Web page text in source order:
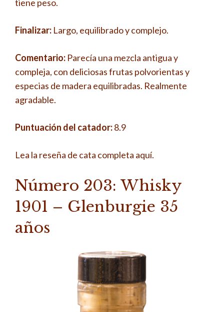
tiene peso.
Finalizar: Largo, equilibrado y complejo.
Comentario: Parecía una mezcla antigua y
compleja, con deliciosas frutas polvorientas y
especias de madera equilibradas. Realmente
agradable.
Puntuación del catador:8.9
Lea la reseña de cata completa aquí.
Número 203: Whisky
1901 – Glenburgie 35
años